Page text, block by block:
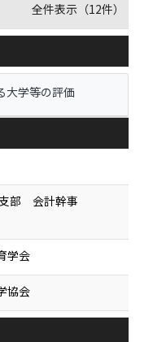
全件表示（12件）
大学等の評価
部 会計幹事
学会
協会